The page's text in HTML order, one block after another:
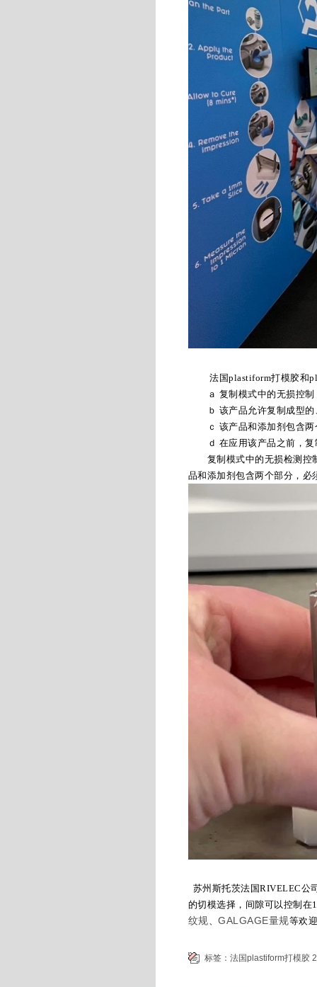
法国plastiform打模胶和
ａ 复制模式中的无损控制
ｂ 该产品允许复制成型的
ｃ 该产品和添加剂包含两
ｄ 在应用该产品之前，复
复制模式中的无损检测控制
品和添加剂包含两个部分，必
苏州斯托茨法国RIVELEC公
的切模选择，间隙可以控制在
纹规、GALGAGE量规等欢
标签： 法国plastiform打模胶